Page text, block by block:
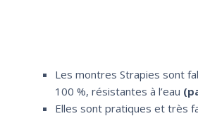
Les montres Strapies sont
100 %, résistantes à l’eau
Elles sont pratiques et très